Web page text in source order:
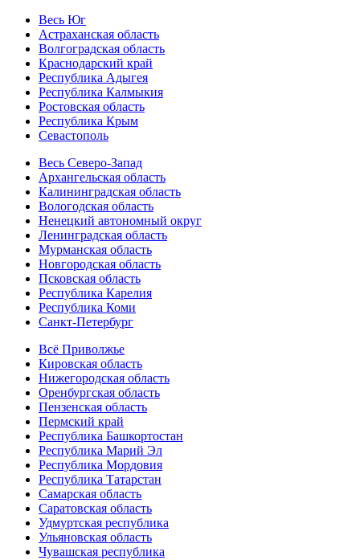
Весь Юг
Астраханская область
Волгоградская область
Краснодарский край
Республика Адыгея
Республика Калмыкия
Ростовская область
Республика Крым
Севастополь
Весь Северо-Запад
Архангельская область
Калининградская область
Вологодская область
Ненецкий автономный округ
Ленинградская область
Мурманская область
Новгородская область
Псковская область
Республика Карелия
Республика Коми
Санкт-Петербург
Всё Приволжье
Кировская область
Нижегородская область
Оренбургская область
Пензенская область
Пермский край
Республика Башкортостан
Республика Марий Эл
Республика Мордовия
Республика Татарстан
Самарская область
Саратовская область
Удмуртская республика
Ульяновская область
Чувашская республика